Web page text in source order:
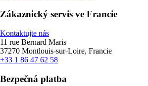
Zákaznický servis ve Francie
Kontaktujte nás
11 rue Bernard Maris
37270 Montlouis-sur-Loire, Francie
+33 1 86 47 62 58
Bezpečná platba